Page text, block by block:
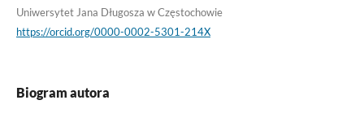
Uniwersytet Jana Długosza w Częstochowie
https://orcid.org/0000-0002-5301-214X
Biogram autora